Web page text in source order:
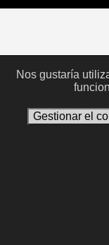
Nos gustaría
Gestionar el